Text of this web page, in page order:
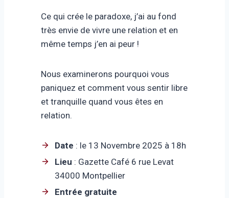
Ce qui crée le paradoxe, j’ai au fond
très envie de vivre une relation et en
même temps j’en ai peur !
Nous examinerons pourquoi vous
paniquez et comment vous sentir libre
et tranquille quand vous êtes en
relation.
Date : le 13 Novembre 2025 à 18h
Lieu : Gazette Café 6 rue Levat
34000 Montpellier
Entrée gratuite